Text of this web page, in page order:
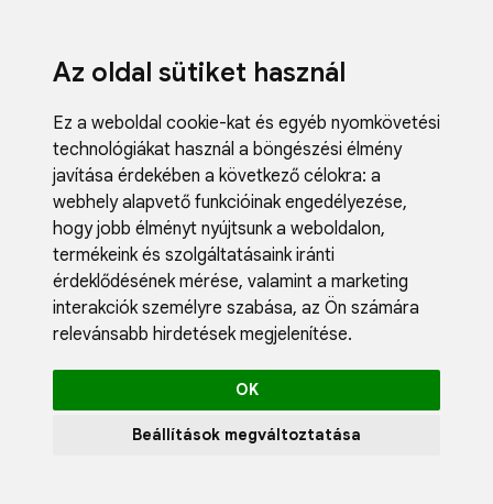
Az oldal sütiket használ
Ez a weboldal cookie-kat és egyéb nyomkövetési
technológiákat használ a böngészési élmény
javítása érdekében a következő célokra: a
webhely alapvető funkcióinak engedélyezése,
hogy jobb élményt nyújtsunk a weboldalon,
termékeink és szolgáltatásaink iránti
érdeklődésének mérése, valamint a marketing
interakciók személyre szabása, az Ön számára
relevánsabb hirdetések megjelenítése.
OK
Beállítások megváltoztatása
Blog